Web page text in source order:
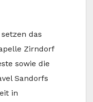
das
Zirndorf
sowie die
Sandorfs
in